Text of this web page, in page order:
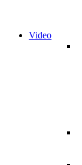
Video